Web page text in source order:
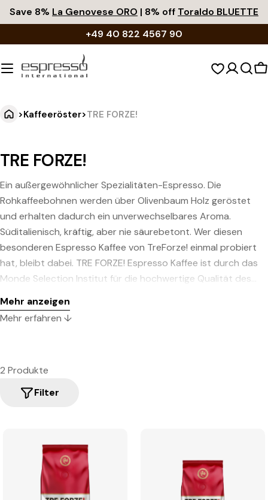
Zum
Inhalt
Save 8% La Genovese ORO | 8% off Toraldo BLUETTE
+49 40 822 4567 90
>Kaffeeröster>TRE FORZE!
TRE FORZE!
Ein außergewöhnlicher Spezialitäten-Espresso. Die
Rohkaffeebohnen werden über Olivenbaum Holz geröstet
und erhalten dadurch ein unverwechselbares Aroma.
Süditalienisch, kräftig, aber nie säurebetont. Wer diesen
besonderen Espresso Kaffee von TreForze! einmal probiert
hat, bleibt dabei. TRE FORZE! Espresso Kaffee ist durch das
Monde Selection Institut für die hochwertige Qualität des
Mehr anzeigen
Mehr erfahren ↓
2 Produkte
Filter